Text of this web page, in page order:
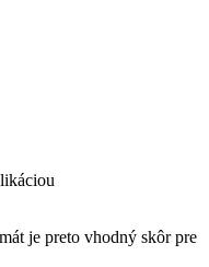
je preto vhodný skôr pre